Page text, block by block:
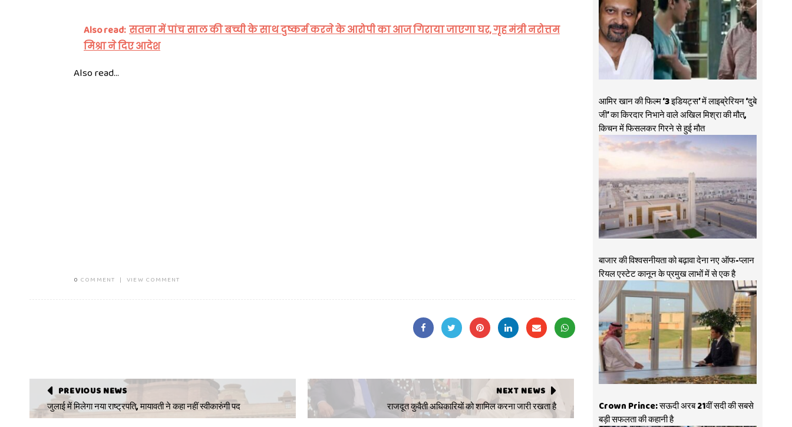
Also read: सतना में पांच साल की बच्ची के साथ दुष्कर्म करने के आरोपी का आज गिराया जाएगा घर, गृह मंत्री नरोत्तम
मिश्रा ने दिए आदेश
Also read...
0 COMMENT | VIEW COMMENT
PREVIOUS NEWS
जुलाई में मिलेगा नया राष्ट्रपति, मायावती ने कहा नहीं स्‍वीकारुंगी पद
NEXT NEWS
राजदूत कुवैती अधिकारियों को शामिल करना जारी रखता है
आमिर खान की फिल्म ‘3 इडियट्स’ में लाइब्रेरियन ‘दुबे
जी’ का किरदार निभाने वाले अखिल मिश्रा की मौत,
किचन में फिसलकर गिरने से हुई मौत
बाजार की विश्वसनीयता को बढ़ावा देना नए ऑफ-प्लान
रियल एस्टेट कानून के प्रमुख लाभों में से एक है
Crown Prince: सऊदी अरब 21वीं सदी की सबसे
बड़ी सफलता की कहानी है